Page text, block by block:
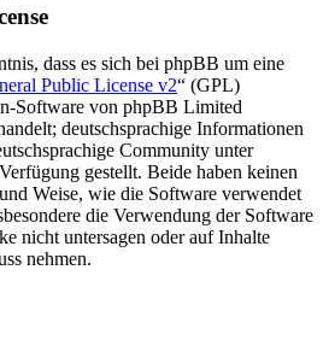
dass es sich bei phpBB um eine
Public License v2“ (GPL)
Software von phpBB Limited
deutschsprachige Informationen
Community unter
gestellt. Beide haben keinen
Weise, wie die Software verwendet
die Verwendung der Software
nicht untersagen oder auf Inhalte
nehmen.